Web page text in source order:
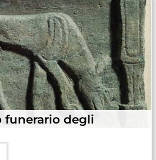
funerario degli